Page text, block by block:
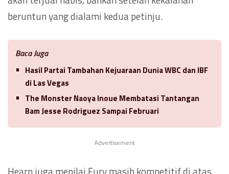
beruntun yang dialami kedua petinju.
Baca Juga
Hasil Partai Tambahan Kejuaraan Dunia WBC dan IBF
di Las Vegas
The Monster Naoya Inoue Membatasi Tantangan
Bam Jesse Rodriguez Sampai Februari
Advertisement